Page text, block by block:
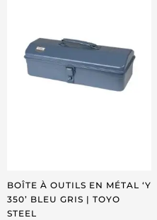
BOÎTE À OUTILS EN MÉTAL ‘Y
350’ BLEU GRIS | TOYO
STEEL